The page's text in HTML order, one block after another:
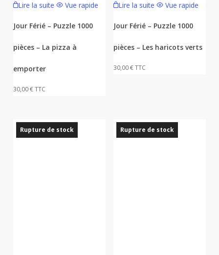
Lire la suite Vue rapide
Jour Férié – Puzzle 1000
pièces – La pizza à
emporter
30,00€TTC
Lire la suite Vue rapide
Jour Férié – Puzzle 1000
pièces – Les haricots verts
30,00€TTC
Rupture de stock Rupture de stock